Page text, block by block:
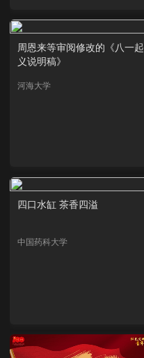
周恩来等审阅修改的《八一起
义说明稿》
河海大学
四口水缸 茶香四溢
中国药科大学